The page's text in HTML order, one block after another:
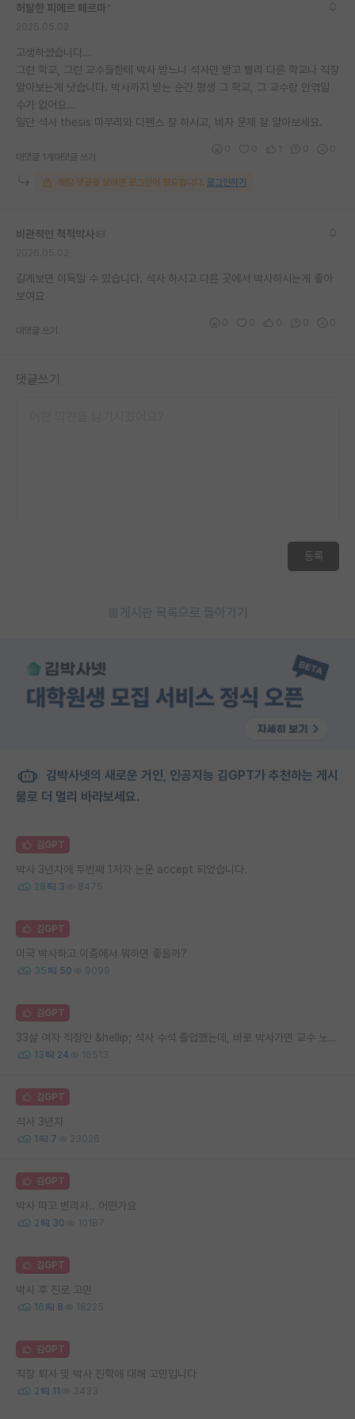
재팬라운지 🌸
허탈한 피에르 페르마
고생하셨습니다…
그런 학교, 그런 교수들한테 박사 받느니 석사만 받고 빨리 다른 학교나 직장
알아보는게 낫습니다. 박사까지 받는 순간 평생 그 학교, 그 교수랑 안엮일
수가 없어요…
일단 석사 thesis 마무리와 디펜스 잘 하시고, 비자 문제 잘 알아보세요.
대댓글 1개 대댓글 쓰기
해당 댓글을 보려면 로그인이 필요합니다. 로그인하기
비관적인 척척박사
길게보면 이득일 수 있습니다. 석사 하시고 다른 곳에서 박사하시는게 좋아
보여요
대댓글 쓰기
댓글쓰기
등록
게시판 목록으로 돌아가기
김박사넷의 새로운 거인, 인공지능 김GPT가 추천하는 게시
물로 더 멀리 바라보세요.
김GPT
박사 3년차에 두번째 1저자 논문 accept 되었습니다.
28 3 8475
김GPT
미국 박사하고 이중에서 뭐하면 좋을까?
35 50 9099
김GPT
33살 여자 직장인 &hellip; 석사 수석 졸업했는데, 바로 박사가면 교수 노려볼수 있을까요
13 24 16513
김GPT
석사 3년차
1 7 23026
김GPT
박사 따고 변리사.. 어떤가요
2 30 10187
김GPT
박사 후 진로 고민
16 8 18225
김GPT
직장 퇴사 및 박사 진학에 대해 고민입니다
2 11 3433